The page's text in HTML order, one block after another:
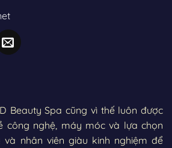
Beauty Spa cũng vì thế luôn được
công nghệ, máy móc và lựa chọn
nhân viên giàu kinh nghiệm để